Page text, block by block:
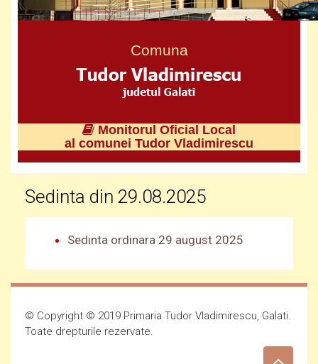
Comuna
Monitorul Oficial Local
al comunei Tudor Vladimirescu
Sedinta din 29.08.2025
Sedinta ordinara 29 august 2025
© Copyright © 2019 Primaria Tudor Vladimirescu, Galati.
Toate drepturile rezervate.